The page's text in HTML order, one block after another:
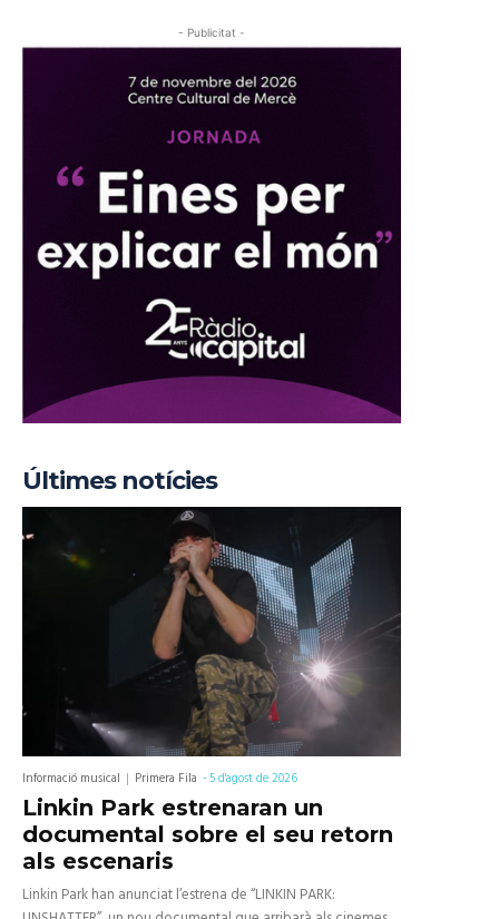
- Publicitat -
Últimes notícies
Informació musical Primera Fila -5 d'agost de 2026
Linkin Park estrenaran un
documental sobre el seu retorn
als escenaris
Linkin Park han anunciat l’estrena de “LINKIN PARK: